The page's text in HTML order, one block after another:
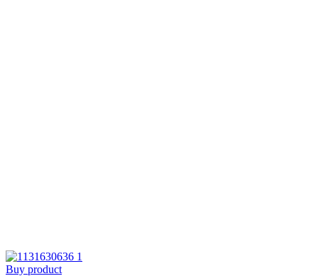
Buy product